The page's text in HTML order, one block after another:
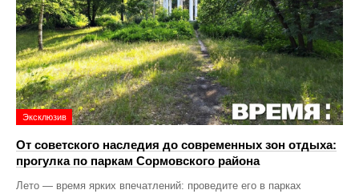
Эксклюзив
От советского наследия до современных зон отдыха:
прогулка по паркам Сормовского района
Лето — время ярких впечатлений: проведите его в парках